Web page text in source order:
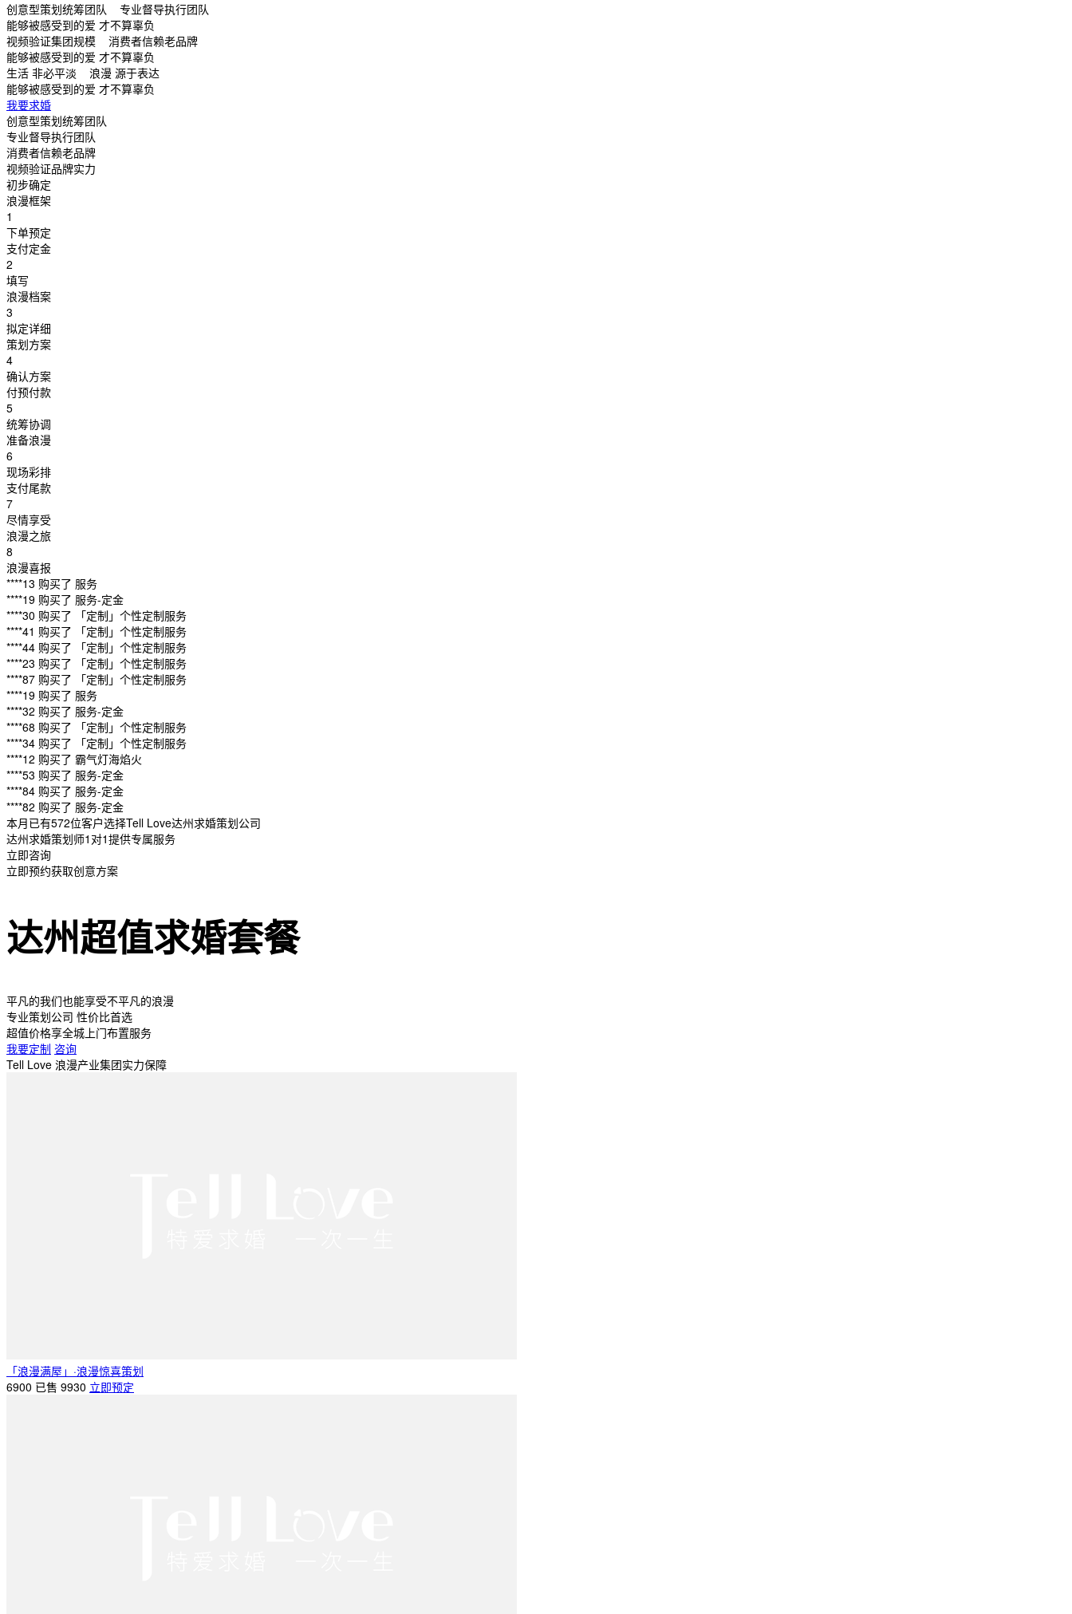
创意型策划统筹团队 专业督导执行团队
能够被感受到的爱 才不算辜负
视频验证集团规模 消费者信赖老品牌
能够被感受到的爱 才不算辜负
生活 非必平淡 浪漫 源于表达
能够被感受到的爱 才不算辜负
我要求婚
创意型策划统筹团队
专业督导执行团队
消费者信赖老品牌
视频验证品牌实力
初步确定
浪漫框架
1
下单预定
支付定金
2
填写
浪漫档案
3
拟定详细
策划方案
4
确认方案
付预付款
5
统筹协调
准备浪漫
6
现场彩排
支付尾款
7
尽情享受
浪漫之旅
8
浪漫喜报
****13 购买了 服务
****19 购买了 服务-定金
****30 购买了 「定制」个性定制服务
****41 购买了 「定制」个性定制服务
****44 购买了 「定制」个性定制服务
****23 购买了 「定制」个性定制服务
****87 购买了 「定制」个性定制服务
****19 购买了 服务
****32 购买了 服务-定金
****68 购买了 「定制」个性定制服务
****34 购买了 「定制」个性定制服务
****12 购买了 霸气灯海焰火
****53 购买了 服务-定金
****84 购买了 服务-定金
****82 购买了 服务-定金
本月已有572位客户选择Tell Love达州求婚策划公司
达州求婚策划师1对1提供专属服务
立即咨询
立即预约获取创意方案
达州超值求婚套餐
平凡的我们也能享受不平凡的浪漫
专业策划公司 性价比首选
超值价格享全城上门布置服务
我要定制 咨询
Tell Love 浪漫产业集团实力保障
「浪漫满屋」·浪漫惊喜策划
6900 已售 9930 立即预定